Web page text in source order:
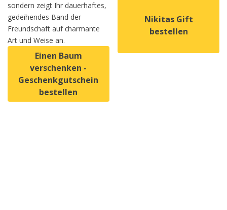
sondern zeigt Ihr dauerhaftes,
gedeihendes Band der
Freundschaft auf charmante
Art und Weise an.
Einen Baum
verschenken -
Geschenkgutschein
bestellen
Nikitas Gift
bestellen